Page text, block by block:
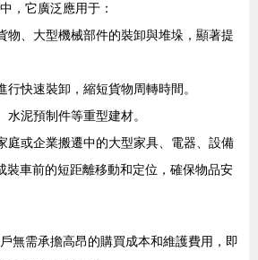
，它廣泛應用于：
物、大型機械部件的裝卸與堆垛，顯著提
行快速裝卸，縮短貨物周轉時間。
水泥預制件等重型建材。
庭或企業搬遷中的大型家具、電器、設備
裝車前的短距離移動和定位，確保物品安
無需承擔高昂的購買成本和維護費用，即